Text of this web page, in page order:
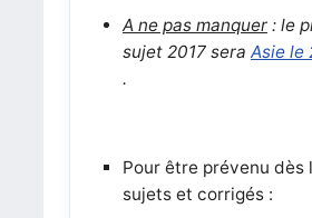
A ne pas manquer: le
sujet 2017 sera Asie le
.
Pour être prévenu dès
sujets et corrigés :